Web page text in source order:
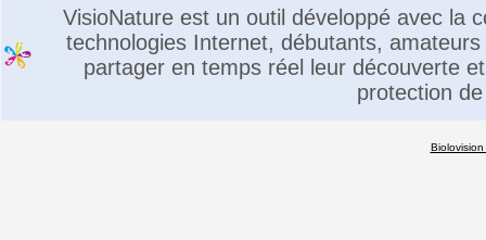
VisioNature est un outil développé avec la
technologies Internet, débutants,
partager en temps réel leur découverte
protection
Biolovision